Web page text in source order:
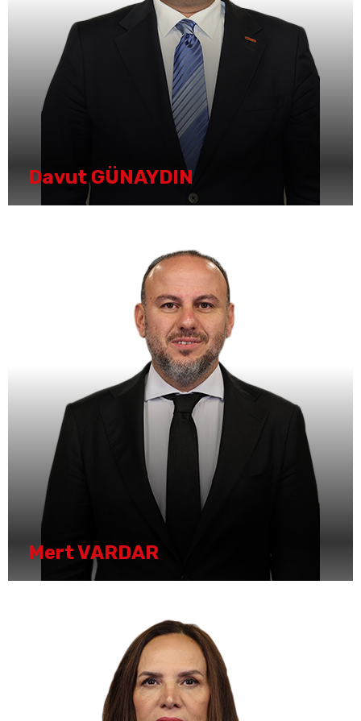
Davut GÜNAYDIN
Mert VARDAR